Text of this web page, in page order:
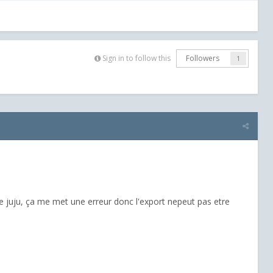
Sign in to follow this Followers 1
juju, ça me met une erreur donc l'export nepeut pas etre